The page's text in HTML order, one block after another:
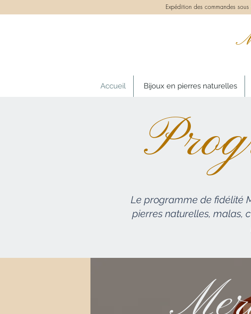
Expédition des commandes
Accueil Bijoux en pierres naturelles
Le programme de fidélité
pierres naturelles, malas,